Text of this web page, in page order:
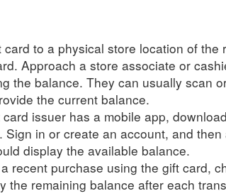
card to a physical store location of the
Approach a store associate or
the balance. They can usually scan
the current balance.
issuer has a mobile app,
Sign in or create an account, and
display the available balance.
recent purchase using the gift card,
the remaining balance after each